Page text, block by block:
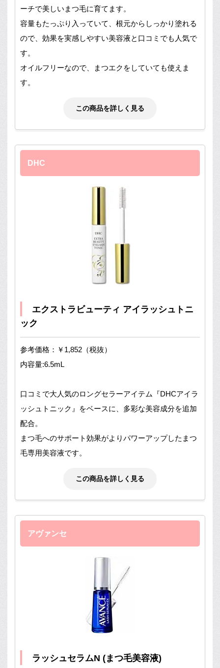
ーチで美しいまつ毛に育てます。
容量もたっぷり入っていて、根元からしっかり塗れる
ので、効果を実感しやすい美容液と口コミでも人気で
す。
オイルフリーなので、まつエクをしていても使えま
す。
この商品を詳しく見る
DHC
エクストラビューティ アイラッシュトニ
ック
参考価格：￥1,852（税抜）
内容量:6.5mL
口コミで大人気のロングセラーアイテム『DHCアイラ
ッシュトニック』をベースに、多彩な美容成分を追加
配合。
まつ毛へのサポート効果がよりパワーアップしたまつ
毛専用美容液です。
この商品を詳しく見る
アヴァンセ
ラッシュセラムN (まつ毛美容液)